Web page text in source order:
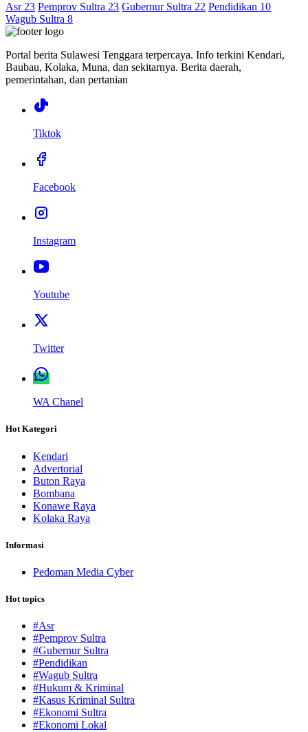
Asr 23 Pemprov Sultra 23 Gubernur Sultra 22 Pendidikan 10
Wagub Sultra 8
Portal berita Sulawesi Tenggara terpercaya. Info terkini Kendari,
Baubau, Kolaka, Muna, dan sekitarnya. Berita daerah,
pemerintahan, dan pertanian
Tiktok
Facebook
Instagram
Youtube
Twitter
WA Chanel
Hot Kategori
Kendari
Advertorial
Buton Raya
Bombana
Konawe Raya
Kolaka Raya
Informasi
Pedoman Media Cyber
Hot topics
#Asr
#Pemprov Sultra
#Gubernur Sultra
#Pendidikan
#Wagub Sultra
#Hukum & Kriminal
#Kasus Kriminal Sultra
#Ekonomi Sultra
#Ekonomi Lokal